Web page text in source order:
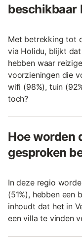
beschikbaar
Met betrekking tot
via Holidu, blijkt
hebben waar
voorzieningen die
wifi (98%), tuin
toch?
Hoe worden
gesproken
In deze regio
(51%), hebben een
inhoudt dat het in
een villa te vinden